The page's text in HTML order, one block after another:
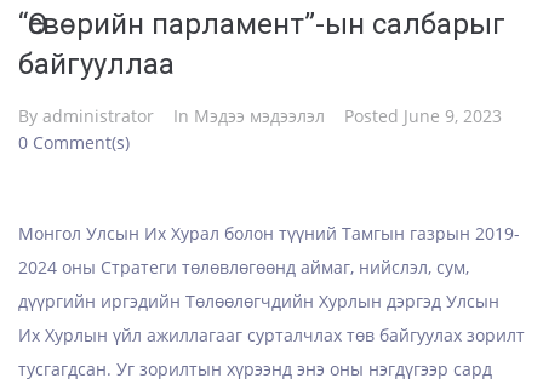
“Өсвөрийн парламент”-ын салбарыг
байгууллаа
By administrator In Мэдээ мэдээлэл Posted June 9, 2023
0 Comment(s)
Монгол Улсын Их Хурал болон түүний Тамгын газрын 2019-
2024 оны Стратеги төлөвлөгөөнд аймаг, нийслэл, сум,
дүүргийн иргэдийн Төлөөлөгчдийн Хурлын дэргэд Улсын
Их Хурлын үйл ажиллагааг сурталчлах төв байгуулах зорилт
тусгагдсан. Уг зорилтын хүрээнд энэ оны нэгдүгээр сард